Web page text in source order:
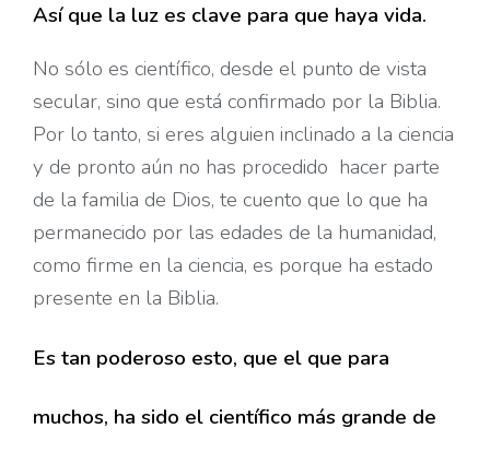
Así que la luz es clave para que haya vida.
No sólo es científico, desde el punto de vista
secular, sino que está confirmado por la Biblia.
Por lo tanto, si eres alguien inclinado a la ciencia
y de pronto aún no has procedido hacer parte
de la familia de Dios, te cuento que lo que ha
permanecido por las edades de la humanidad,
como firme en la ciencia, es porque ha estado
presente en la Biblia.
Es tan poderoso esto, que el que para
muchos, ha sido el científico más grande de